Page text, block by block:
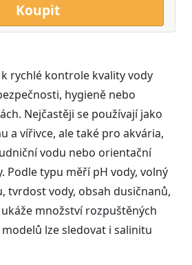
Koupit
rychlé kontrole kvality vody
hygieně nebo
Nejčastěji se používají jako
a vířivce, ale také pro akvária,
vodu nebo orientační
Podle typu měří pH vody, volný
tvrdost vody, obsah dusičnanů,
množství rozpuštěných
lze sledovat i salinitu